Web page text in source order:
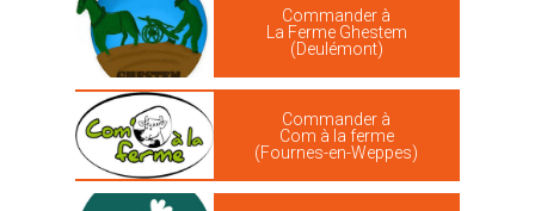
Commander à
La Ferme Ghestem
(Deulémont)
Commander à
Com à la ferme
(Fournes-en-Weppes)